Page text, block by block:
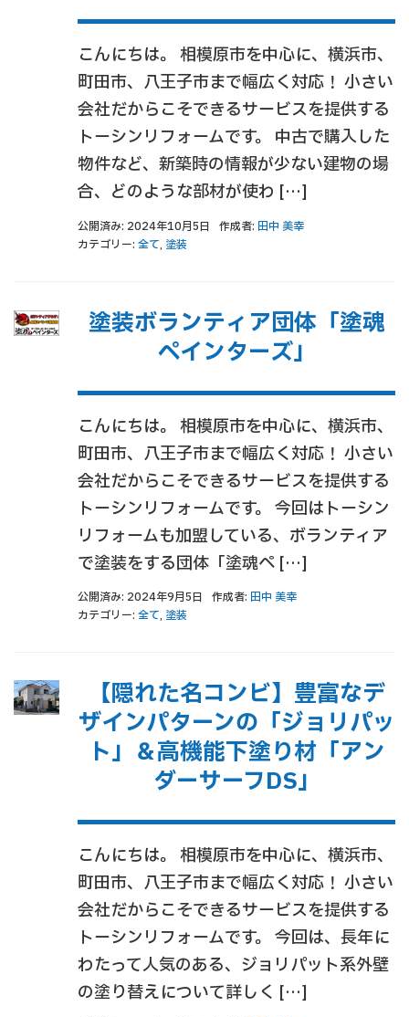
こんにちは。 相模原市を中心に、横浜市、
町田市、八王子市まで幅広く対応！ 小さい
会社だからこそできるサービスを提供する
トーシンリフォームです。 中古で購入した
物件など、新築時の情報が少ない建物の場
合、どのような部材が使わ […]
公開済み: 2024年10月5日 作成者: 田中 美幸
カテゴリー: 全て, 塗装
塗装ボランティア団体「塗魂
ペインターズ」
こんにちは。 相模原市を中心に、横浜市、
町田市、八王子市まで幅広く対応！ 小さい
会社だからこそできるサービスを提供する
トーシンリフォームです。 今回はトーシン
リフォームも加盟している、ボランティア
で塗装をする団体「塗魂ペ […]
公開済み: 2024年9月5日 作成者: 田中 美幸
カテゴリー: 全て, 塗装
【隠れた名コンビ】豊富なデ
ザインパターンの「ジョリパッ
ト」＆高機能下塗り材「アン
ダーサーフDS」
こんにちは。 相模原市を中心に、横浜市、
町田市、八王子市まで幅広く対応！ 小さい
会社だからこそできるサービスを提供する
トーシンリフォームです。 今回は、長年に
わたって人気のある、ジョリパット系外壁
の塗り替えについて詳しく […]